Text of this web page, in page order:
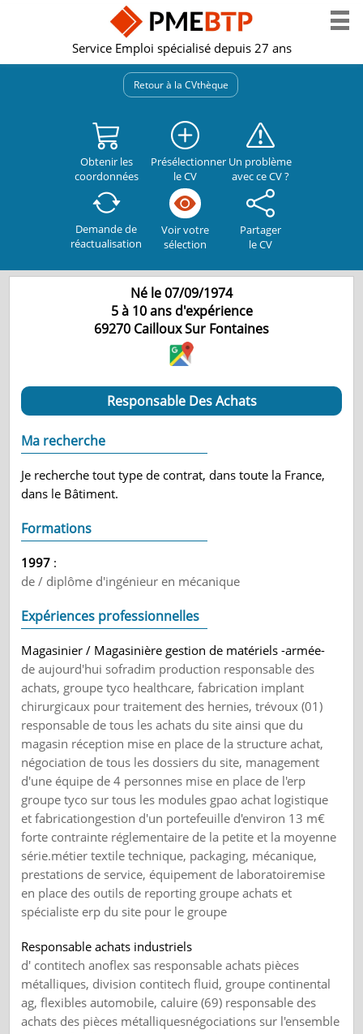
Service Emploi spécialisé depuis 27 ans
Retour à la CVthèque
Obtenir les
coordonnées
Présélectionner
le CV
Un problème
avec ce CV ?
Demande de
réactualisation
Voir votre
sélection
Partager
le CV
Né le 07/09/1974
5 à 10 ans d'expérience
69270 Cailloux Sur Fontaines
Responsable Des Achats
Ma recherche
Je recherche tout type de contrat, dans toute la France,
dans le Bâtiment.
Formations
1997 :
de / diplôme d'ingénieur en mécanique
Expériences professionnelles
Magasinier / Magasinière gestion de matériels -armée-
de aujourd'hui sofradim production responsable des
achats, groupe tyco healthcare, fabrication implant
chirurgicaux pour traitement des hernies, trévoux (01)
responsable de tous les achats du site ainsi que du
magasin réception mise en place de la structure achat,
négociation de tous les dossiers du site, management
d'une équipe de 4 personnes mise en place de l'erp
groupe tyco sur tous les modules gpao achat logistique
et fabricationgestion d'un portefeuille d'environ 13 m€
forte contrainte réglementaire de la petite et la moyenne
série.métier textile technique, packaging, mécanique,
prestations de service, équipement de laboratoiremise
en place des outils de reporting groupe achats et
spécialiste erp du site pour le groupe
Responsable achats industriels
d' contitech anoflex sas responsable achats pièces
métalliques, division contitech fluid, groupe continental
ag, flexibles automobile, caluire (69) responsable des
achats des pièces métalliquesnégociations sur l'ensemble